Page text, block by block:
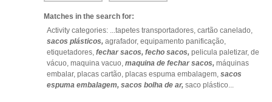
Matches in the search for:
Activity categories: ...tapetes transportadores, cartão canelado,
sacos plásticos, agrafador, equipamento panificação,
etiquetadores, fechar sacos, fecho sacos, pelicula paletizar, de
vácuo, maquina vacuo, maquina de fechar sacos, máquinas
embalar, placas cartão, placas espuma embalagem, sacos
espuma embalagem, sacos bolha de ar, saco plástico...